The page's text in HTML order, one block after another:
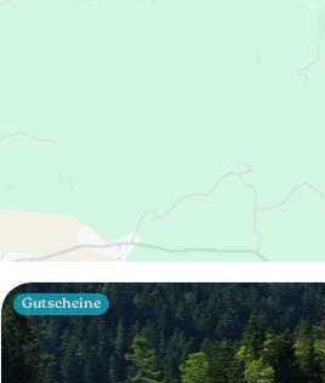
Gutscheine